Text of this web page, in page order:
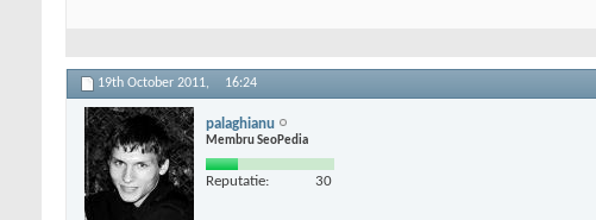
19th October 2011, 16:24
palaghianu
Membru SeoPedia
Reputatie: 30